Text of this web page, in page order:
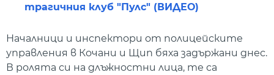
трагичния клуб "Пулс" (ВИДЕО)
Началници и инспектори от полицейските
управления в Кочани и Щип бяха задържани днес.
В ролята си на длъжностни лица, те са